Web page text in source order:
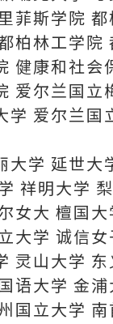
菲斯学院
柏林工学院
健康和社会
爱尔兰国立
学 爱尔兰国
学 延世大
祥明大学
女大 檀国
大学 诚信
灵山大学
语大学 金
国立大学